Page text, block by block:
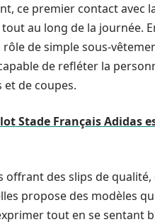
ce premier contact
au long de la journée.
de simple sous-
de refléter la
de coupes.
Stade Français Adidas
offrant des slips de
propose des modèles
tout en se sentant